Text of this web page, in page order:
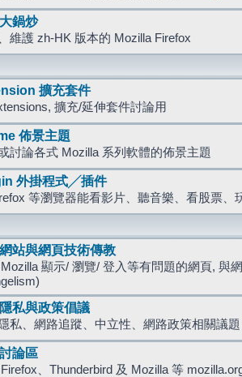
鍋炒
維護 zh-HK 版本的 Mozilla Firefox
擴充套件
擴充/延伸套件討論用
佈景主題
討論各式 Mozilla 系列軟體的佈景主題
外掛程式╱插件
等瀏覽器能看影片、聽音樂、看股票、
站與網頁技術傳教
顯示/ 瀏覽/ 登入等有問題的網頁, 與
私與政策倡議
私、網路追蹤、中立性、網路政策相關議題
論區
、Thunderbird 及 Mozilla 等